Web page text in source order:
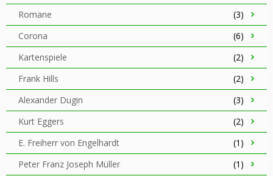
Romane
(3)
Corona
(6)
Kartenspiele
(2)
Frank Hills
(2)
Alexander Dugin
(3)
Kurt Eggers
(2)
E. Freiherr von Engelhardt
(1)
Peter Franz Joseph Müller
(1)